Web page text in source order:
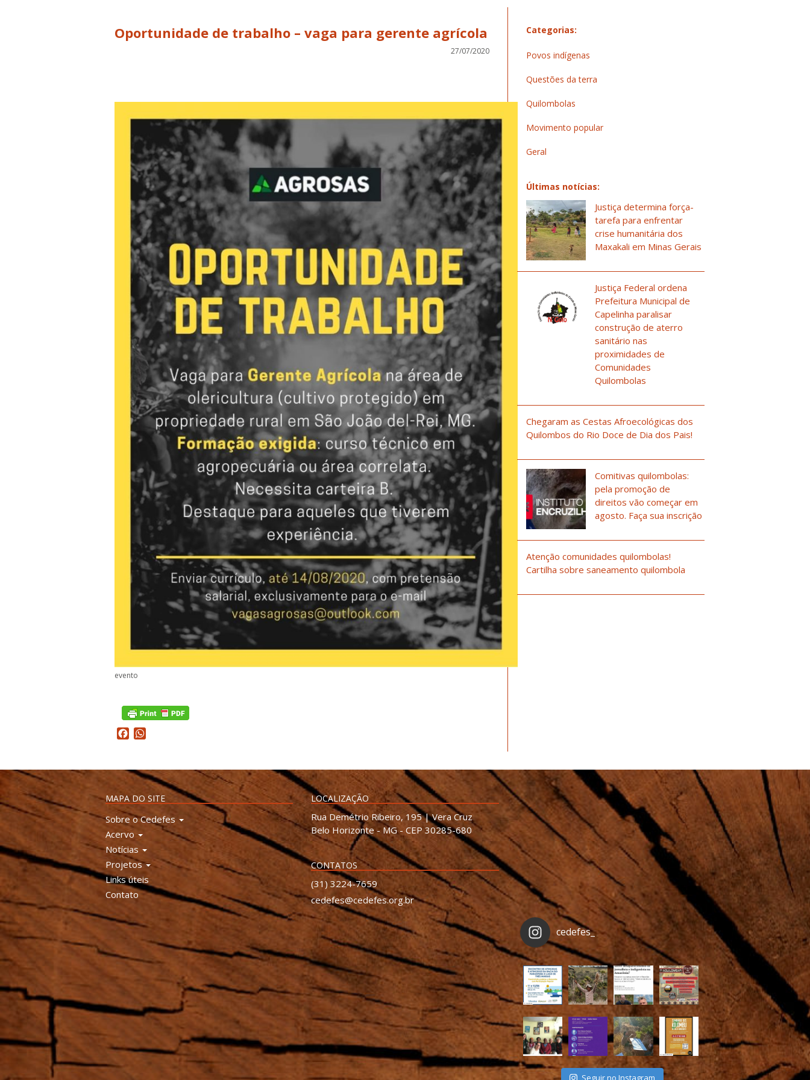
Oportunidade de trabalho – vaga para gerente agrícola
27/07/2020
evento
Facebook
Categorias:
Povos indígenas
Questões da terra
Quilombolas
Movimento popular
Geral
Últimas notícias:
Justiça determina força-
tarefa para enfrentar
crise humanitária dos
Maxakali em Minas Gerais
Justiça Federal ordena
Prefeitura Municipal de
Capelinha paralisar
construção de aterro
sanitário nas
proximidades de
Comunidades
Quilombolas
Chegaram as Cestas Afroecológicas dos
Quilombos do Rio Doce de Dia dos Pais!
Comitivas quilombolas:
pela promoção de
direitos vão começar em
agosto. Faça sua inscrição
Atenção comunidades quilombolas!
Cartilha sobre saneamento quilombola
MAPA DO SITE
Sobre o Cedefes
Acervo
Notícias
Projetos
Links úteis
Contato
LOCALIZAÇÃO
Rua Demétrio Ribeiro, 195 | Vera Cruz
Belo Horizonte - MG - CEP 30285-680
CONTATOS
(31) 3224-7659
cedefes@cedefes.org.br
cedefes_